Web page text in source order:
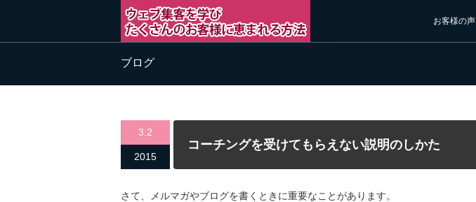
お客様の声
ブログ
3.2
2015
コーチングを受けてもらえない説明のしかた
さて、メルマガやブログを書くときに重要なことがあります。